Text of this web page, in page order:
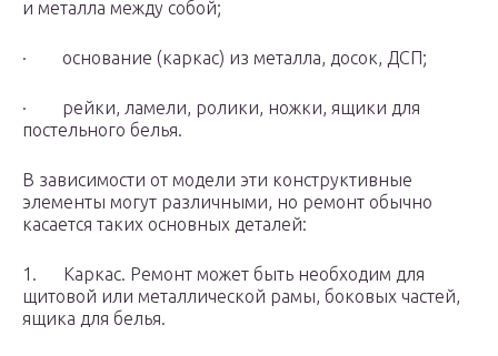
и металла между собой;
· основание (каркас) из металла, досок, ДСП;
· рейки, ламели, ролики, ножки, ящики для
постельного белья.
В зависимости от модели эти конструктивные
элементы могут различными, но ремонт обычно
касается таких основных деталей:
1. Каркас. Ремонт может быть необходим для
щитовой или металлической рамы, боковых частей,
ящика для белья.